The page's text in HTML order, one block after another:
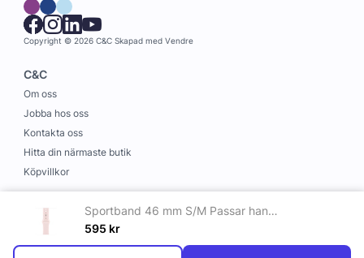
Sportband 46 mm S/M Passar handleder som är 130–180 mm. blekrosa
595 kr
Copyright © 2026 C&C Skapad med Vendre
C&C
Om oss
Jobba hos oss
Kontakta oss
Hitta din närmaste butik
Köpvillkor
Information
Leverans och betalning
Cookies